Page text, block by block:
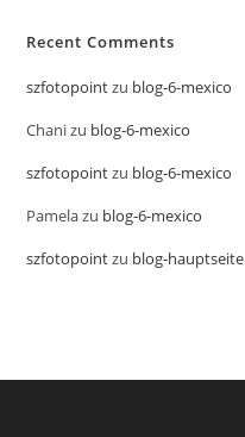
Recent Comments
szfotopointzu blog-6-mexico
Chanizu blog-6-mexico
szfotopointzu blog-6-mexico
Pamelazu blog-6-mexico
szfotopointzu blog-hauptseite